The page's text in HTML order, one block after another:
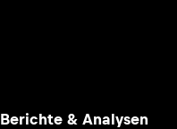
Berichte & Analysen